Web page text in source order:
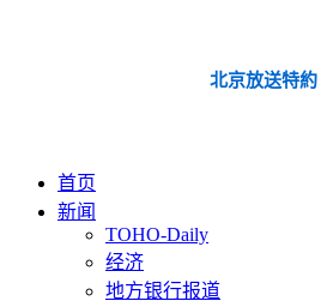
北京放送特約
首页
新闻
TOHO-Daily
经济
地方银行报道